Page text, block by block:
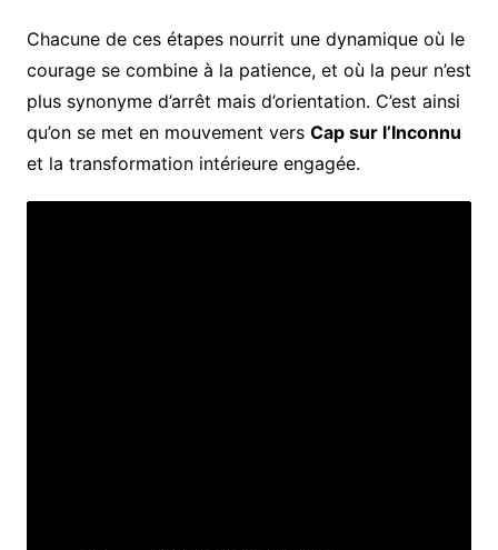
Chacune de ces étapes nourrit une dynamique où le
courage se combine à la patience, et où la peur n’est
plus synonyme d’arrêt mais d’orientation. C’est ainsi
qu’on se met en mouvement vers Cap sur l’Inconnu
et la transformation intérieure engagée.